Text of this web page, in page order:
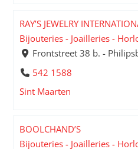
RAY’S JEWELRY
Bijouteries - Joailleries -
Frontstreet 38 b. -
542 1588
Sint Maarten
BOOLCHAND’S
Bijouteries - Joailleries -